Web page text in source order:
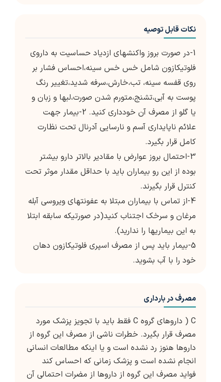
نکات قابل توصیه
1-در صورت بروز واکنشهای ازدیاد حساسیت به داروی
فلوتیکازون شامل خس خس سینه،احساس فشار بر
روی قفسه سینه، تب،خارش،سرفه شدید،تغییر رنگ
پوست به آبی،تشنج،متورم شدن صورت،لبها و زبان و
یا گلو از مصرف آن خودداری کنید. 2-بیمار جهت
علائم ناپایداری آسم و نارسایی آدرنال تحت نظارت
کامل قرار بگیرد.
3-احتمال بروز عوارض با مقادیر بالاتر دارو بیشتر
بوده از این رو بیماران باید با حداقل مقدار موثر تحت
کنترل قرار بگیرند.
4-از تماس با بیماران مبتلا به عفونتهای ویروسی آبله
مرغان و سرخک اجتناب کنید(در صورتیکه سابقه ابتلا
به این بیماریها را ندارید).
5-بیمار باید پس از مصرف اسپری فلوتیکازون دهان
خود را با آب بشوید.
مصرف در بارداری
C ( داروهای گروه C فقط باید با تجویز پزشک مورد
مصرف قرار بگیرد. خطرات ناشی از مصرف این گروه از
داروها هنوز رد نشده است و یا اینکه مطالعات انسانی
انجام نشده است و پزشک زمانی که احساس کند
فواید مصرف این گروه از داروها از مضرات احتمالی آن